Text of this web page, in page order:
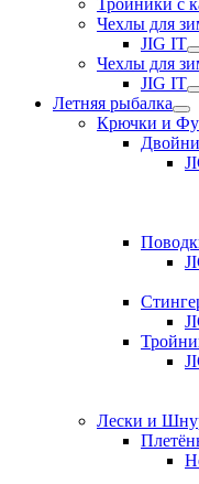
Тройники с
Чехлы для
JIG IT
Чехлы для
JIG IT
Летняя рыбалка
Крючки и
Лески и